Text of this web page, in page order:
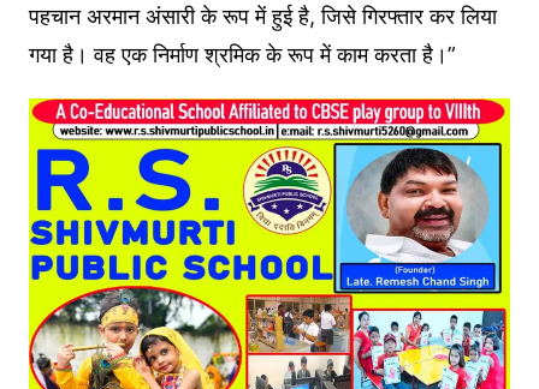
पहचान अरमान अंसारी के रूप में हुई है, जिसे गिरफ्तार कर लिया
गया है। वह एक निर्माण श्रमिक के रूप में काम करता है।”